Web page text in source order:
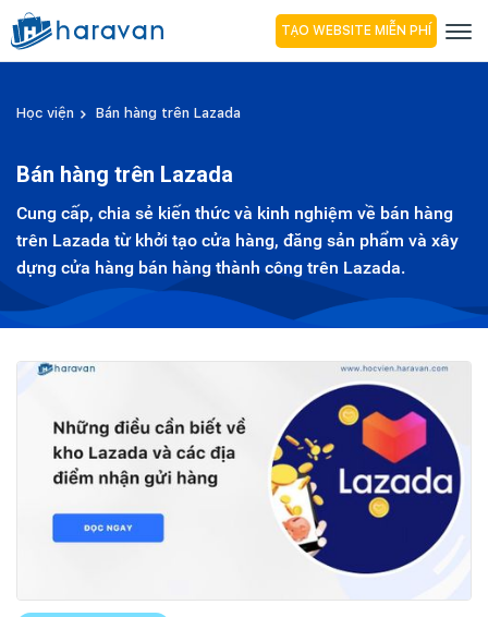
TẠO WEBSITE MIỄN PHÍ
Học viện Bán hàng trên Lazada
Bán hàng trên Lazada
Cung cấp, chia sẻ kiến thức và kinh nghiệm về bán hàng
trên Lazada từ khởi tạo cửa hàng, đăng sản phẩm và xây
dựng cửa hàng bán hàng thành công trên Lazada.